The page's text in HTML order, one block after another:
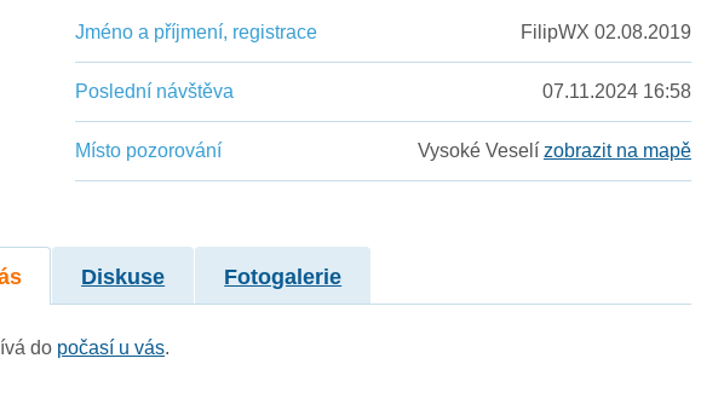
Jméno a příjmení, registrace FilipWX 02.08.2019
Poslední návštěva 07.11.2024 16:58
Místo pozorování Vysoké Veselí zobrazit na mapě
Diskuse Fotogalerie
do počasí u vás.